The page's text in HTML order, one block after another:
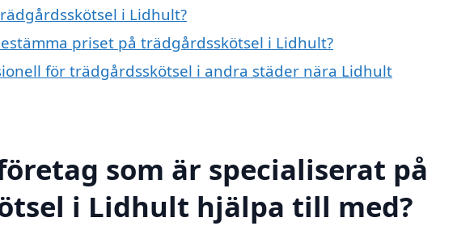
i Lidhult?
priset på trädgårdsskötsel i Lidhult?
för trädgårdsskötsel i andra städer nära Lidhult
som är specialiserat på
i Lidhult hjälpa till med?